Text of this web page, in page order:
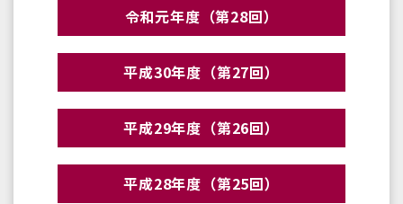
令和元年度（第28回）
平成30年度（第27回）
平成29年度（第26回）
平成28年度（第25回）